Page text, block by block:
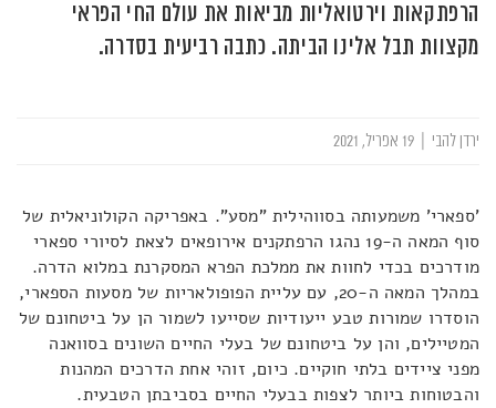
הרפתקאות וירטואליות מביאות את עולם החי הפראי
מקצוות תבל אלינו הביתה. כתבה רביעית בסדרה.
ירדן להבי
'ספארי' משמעותה בסווהילית "מסע". באפריקה הקולוניאלית של
סוף המאה ה-19 נהגו הרפתקנים אירופאים לצאת לסיורי ספארי
מודרכים בכדי לחוות את ממלכת הפרא המסקרנת במלוא הדרה.
במהלך המאה ה-20, עם עליית הפופולאריות של מסעות הספארי,
הוסדרו שמורות טבע ייעודיות שסייעו לשמור הן על ביטחונם של
המטיילים, והן על ביטחונם של בעלי החיים השונים בסוואנה
מפני ציידים בלתי חוקיים. כיום, זוהי אחת הדרכים המהנות
והבטוחות ביותר לצפות בבעלי החיים בסביבתן הטבעית.